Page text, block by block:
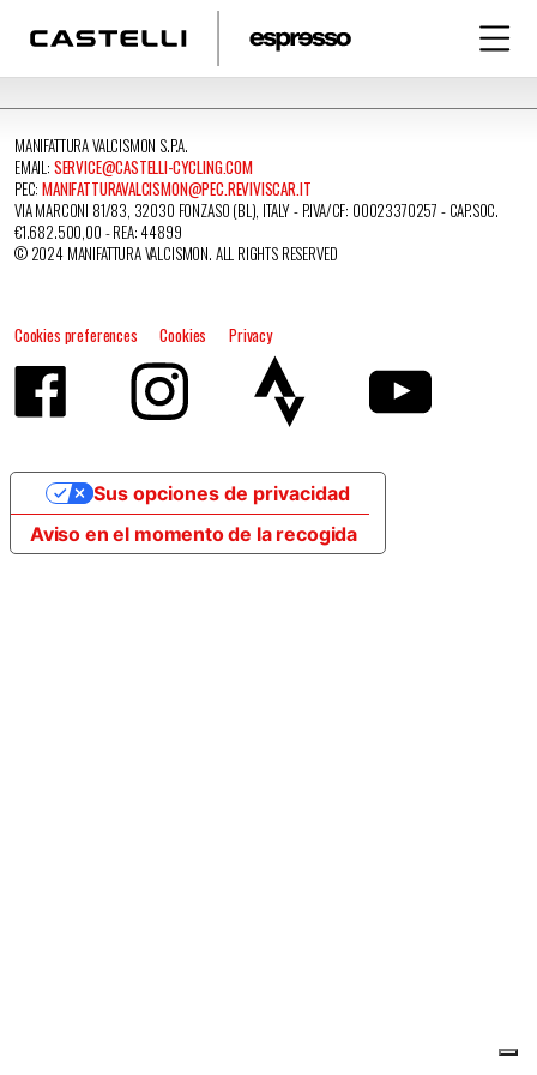
MANIFATTURA VALCISMON S.P.A.
EMAIL: SERVICE@CASTELLI-CYCLING.COM
PEC:MANIFATTURAVALCISMON@PEC.REVIVISCAR.IT
VIA MARCONI 81/83, 32030 FONZASO (BL), ITALY - P.IVA/CF: 00023370257 - CAP.SOC.
€1.682.500,00 - REA: 44899
© 2024 MANIFATTURA VALCISMON. ALL RIGHTS RESERVED
Cookies preferences Cookies Privacy
Aviso en el momento de la recogida
Sus opciones de privacidad